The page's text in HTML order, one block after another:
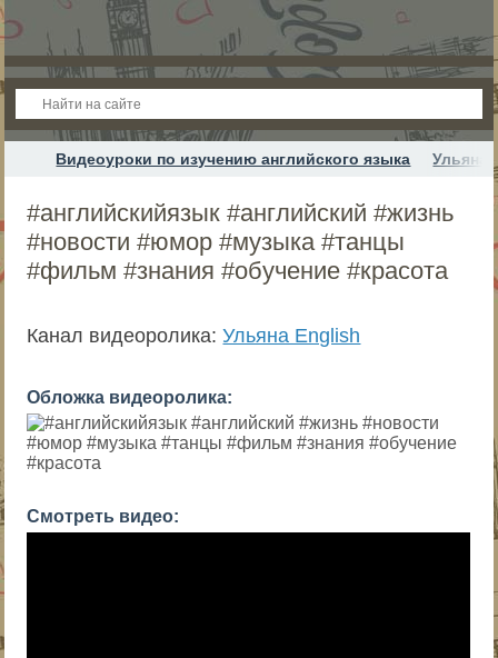
Видеоуроки по изучению английского языка Ульяна
#английскийязык #английский #жизнь
#новости #юмор #музыка #танцы
#фильм #знания #обучение #красота
Канал видеоролика:Ульяна English
Обложка видеоролика:
Смотреть видео: